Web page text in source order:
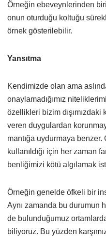
Örneğin ebeveynlerinden
onun oturduğu koltuğu
örnek gösterilebilir.
Yansıtma
Kendimizde olan ama
onaylamadığımız
özellikleri bizim dışımızdaki
veren duygulardan
mantığa uydurmaya
kullanıldığı için her zaman
benliğimizi kötü algılamak
Örneğin genelde öfkeli bir
Aynı zamanda bu durumun
de bulunduğumuz
biliyoruz. Bu yüzden